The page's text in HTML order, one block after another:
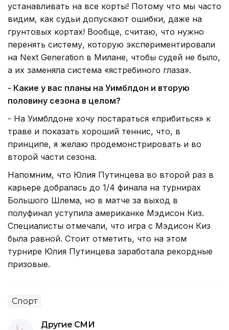
устанавливать на все корты! Потому что мы часто
видим, как судьи допускают ошибки, даже на
грунтовых кортах! Вообще, считаю, что нужно
перенять систему, которую экспериментировали
на Next Generation в Милане, чтобы судей не было,
а их заменяла система «ястребиного глаза».
- Какие у вас планы на Уимблдон и вторую
половину сезона в целом?
- На Уимблдоне хочу постараться «прибиться» к
траве и показать хороший теннис, что, в
принципе, я желаю продемонстрировать и во
второй части сезона.
Напомним, что Юлия Путинцева во второй раз в
карьере добралась до 1/4 финала на турнирах
Большого Шлема, но в матче за выход в
полуфинал уступила американке Мэдисон Киз.
Специалисты отмечали, что игра с Мэдисон Киз
была равной. Стоит отметить, что на этом
турнире Юлия Путинцева заработала рекордные
призовые.
Спорт
Другие СМИ